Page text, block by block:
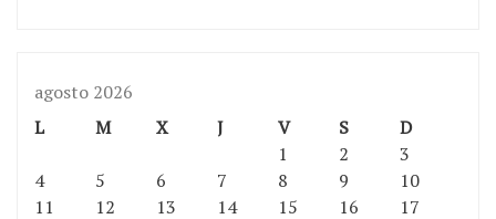
agosto 2026
L
M X J V S
D
1
2
3
4
5 6 7 8 9
10
11
12 13 14 15 16
17